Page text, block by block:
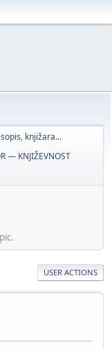
knjižara...
— KNJIŽEVNOST
USER ACTIONS